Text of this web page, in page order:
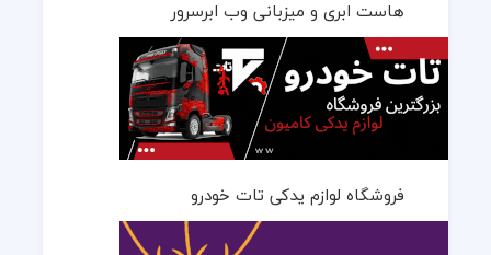
هاست ابری و میزبانی وب ابرسرور
فروشگاه لوازم یدکی تات خودرو